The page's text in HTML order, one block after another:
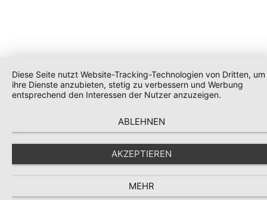
Diese Seite nutzt Website-Tracking-Technologien von Dritten, um
ihre Dienste anzubieten, stetig zu verbessern und Werbung
entsprechend den Interessen der Nutzer anzuzeigen.
ABLEHNEN
AKZEPTIEREN
MEHR